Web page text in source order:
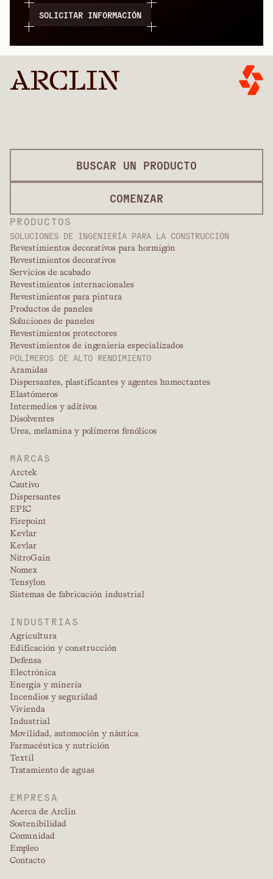
SOLICITAR INFORMACIÓN
PRODUCTOS
SOLUCIONES DE INGENIERÍA PARA LA CONSTRUCCIÓN
Revestimientos decorativos para hormigón
Revestimientos decorativos
Servicios de acabado
Revestimientos internacionales
Revestimientos para pintura
Productos de paneles
Soluciones de paneles
Revestimientos protectores
Revestimientos de ingeniería especializados
POLÍMEROS DE ALTO RENDIMIENTO
Aramidas
Dispersantes, plastificantes y agentes humectantes
Elastómeros
Intermedios y aditivos
Disolventes
Urea, melamina y polímeros fenólicos
MARCAS
Arctek
Cautivo
Dispersantes
EPIC
Firepoint
Kevlar
Kevlar
NitroGain
Nomex
Tensylon
Sistemas de fabricación industrial
INDUSTRIAS
Agricultura
Edificación y construcción
Defensa
Electrónica
Energía y minería
Incendios y seguridad
Vivienda
Industrial
Movilidad, automoción y náutica
Farmacéutica y nutrición
Textil
Tratamiento de aguas
EMPRESA
Acerca de Arclin
Sostenibilidad
Comunidad
Empleo
Contacto
BUSCAR UN PRODUCTO
COMENZAR